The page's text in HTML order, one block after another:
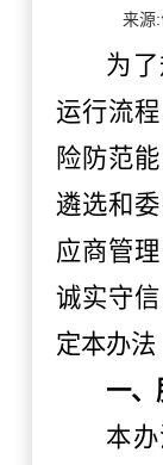
来源
为
运行流
险防范
遴选和
应商管
诚实守
定本办法
一、
本